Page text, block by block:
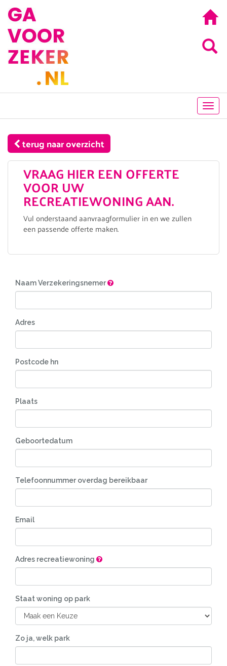
terug naar overzicht
VRAAG HIER EEN OFFERTE
VOOR UW
RECREATIEWONING AAN.
Vul onderstaand aanvraagformulier in en we zullen
een passende offerte maken.